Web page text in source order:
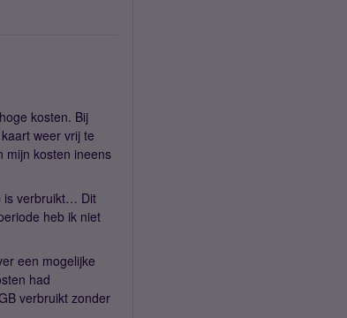
kosten. Bij
weer vrij te
mijn kosten ineens
is verbruikt… Dit
heb ik niet
een mogelijke
had
verbruikt zonder